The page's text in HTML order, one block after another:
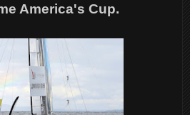
America's Cup.